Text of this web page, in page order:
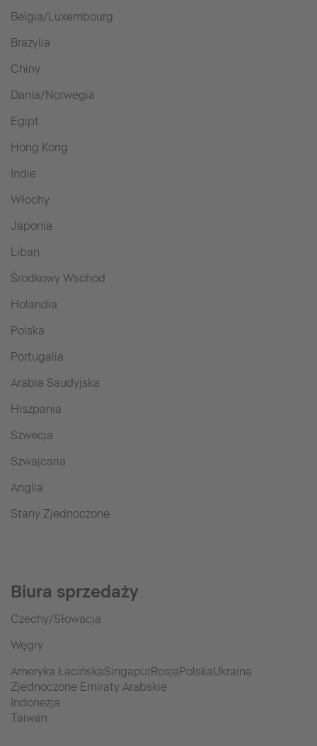
Belgia/Luxembourg
Brazylia
Chiny
Dania/Norwegia
Egipt
Hong Kong
Indie
Włochy
Japonia
Liban
Środkowy Wschód
Holandia
Polska
Portugalia
Arabia Saudyjska
Hiszpania
Szwecja
Szwajcaria
Anglia
Stany Zjednoczone
Biura sprzedaży
Czechy/Słowacja
Węgry
Ameryka ŁacińskaSingapurRosjaPolskaUkraina
Zjednoczone Emiraty Arabskie
Indonezja
Taiwan